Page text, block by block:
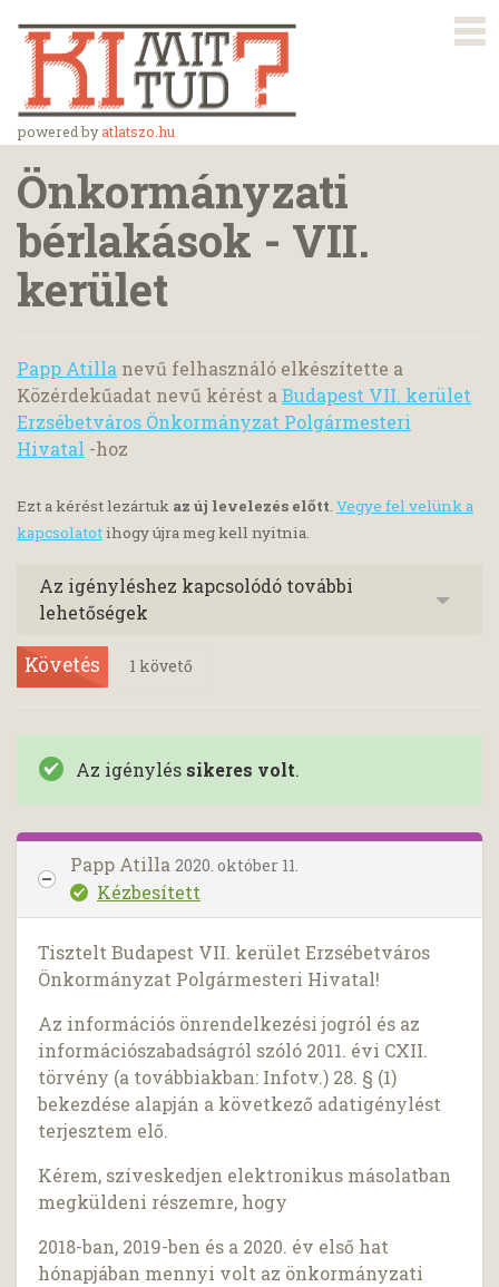
powered byatlatszo.hu
Önkormányzati
bérlakások - VII.
kerület
Papp Atilla nevű felhasználó elkészítette a
Közérdekűadat nevű kérést a Budapest VII. kerület
Erzsébetváros Önkormányzat Polgármesteri
Hivatal -hoz
Ezt a kérést lezártuk az új levelezés előtt. Vegye fel velünk a
kapcsolatotihogy újra meg kell nyitnia.
Az igényléshez kapcsolódó további
lehetőségek
Követés 1 követő
Az igénylés sikeres volt.
Papp Atilla 2020. október 11.
Kézbesített
Tisztelt Budapest VII. kerület Erzsébetváros
Önkormányzat Polgármesteri Hivatal!
Az információs önrendelkezési jogról és az
információszabadságról szóló 2011. évi CXII.
törvény (a továbbiakban: Infotv.) 28. § (1)
bekezdése alapján a következő adatigénylést
terjesztem elő.
Kérem, szíveskedjen elektronikus másolatban
megküldeni részemre, hogy
2018-ban, 2019-ben és a 2020. év első hat
hónapjában mennyi volt az önkormányzati